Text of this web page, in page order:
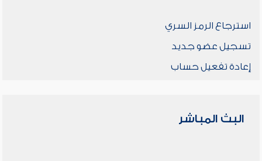
استرجاع الرمز السري
تسجيل عضو جديد
إعادة تفعيل حساب
البث المباشر